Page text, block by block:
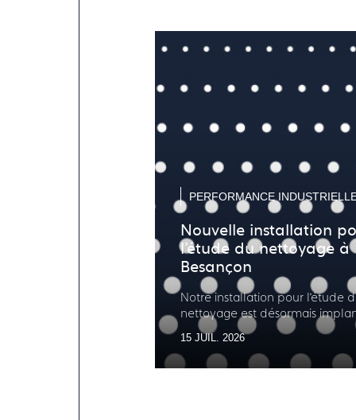
PERFORMANCE
Nouvelle installation
l’étude du nettoyage à
Besançon
Notre installation pour l’étude
nettoyage est désormais
opérationnelle
15 JUIL. 2026